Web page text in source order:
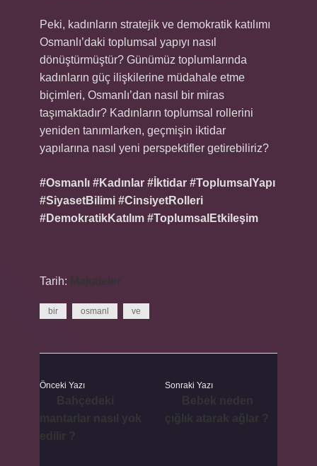
Peki, kadınların stratejik ve demokratik katılımı
Osmanlı’daki toplumsal yapıyı nasıl
dönüştürmüştür? Günümüz toplumlarında
kadınların güç ilişkilerine müdahale etme
biçimleri, Osmanlı’dan nasıl bir miras
taşımaktadır? Kadınların toplumsal rollerini
yeniden tanımlarken, geçmişin iktidar
yapılarına nasıl yeni perspektifler getirebiliriz?
#Osmanlı #Kadınlar #İktidar #ToplumsalYapı
#SiyasetBilimi #CinsiyetRolleri
#DemokratikKatılım #ToplumsalEtkileşim
Tarih: Makaleler
bir osmanl ve
Önceki Yazı Sonraki Yazı